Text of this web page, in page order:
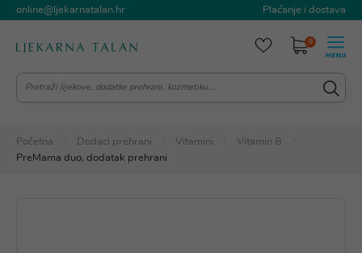
online@ljekarnatalan.hr Plaćanje i dostava
0
Početna Dodaci prehrani Vitamini
Vitamin B
PreMama duo, dodatak prehrani